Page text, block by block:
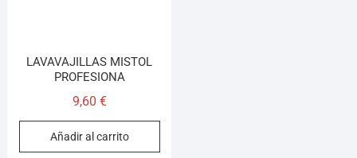
LAVAVAJILLAS MISTOL
PROFESIONA
9,60 €
Añadir al carrito